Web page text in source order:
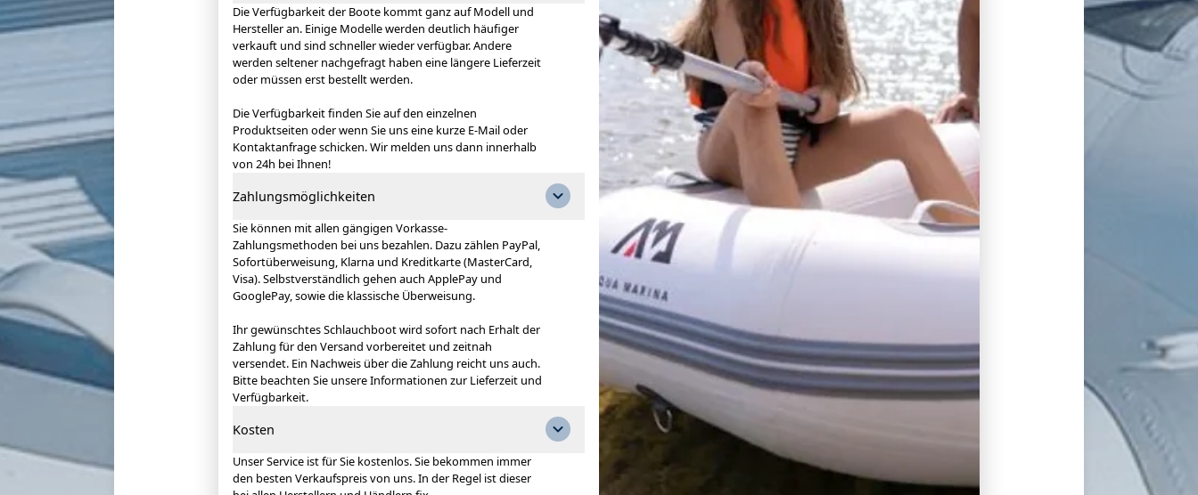
Die Verfügbarkeit der Boote kommt ganz auf Modell und
Hersteller an. Einige Modelle werden deutlich häufiger
verkauft und sind schneller wieder verfügbar. Andere
werden seltener nachgefragt haben eine längere Lieferzeit
oder müssen erst bestellt werden.
Die Verfügbarkeit finden Sie auf den einzelnen
Produktseiten oder wenn Sie uns eine kurze E-Mail oder
Kontaktanfrage schicken. Wir melden uns dann innerhalb
von 24h bei Ihnen!
Zahlungsmöglichkeiten
Sie können mit allen gängigen Vorkasse-
Zahlungsmethoden bei uns bezahlen. Dazu zählen PayPal,
Sofortüberweisung, Klarna und Kreditkarte (MasterCard,
Visa). Selbstverständlich gehen auch ApplePay und
GooglePay, sowie die klassische Überweisung.
Ihr gewünschtes Schlauchboot wird sofort nach Erhalt der
Zahlung für den Versand vorbereitet und zeitnah
versendet. Ein Nachweis über die Zahlung reicht uns auch.
Bitte beachten Sie unsere Informationen zur Lieferzeit und
Verfügbarkeit.
Kosten
Unser Service ist für Sie kostenlos. Sie bekommen immer
den besten Verkaufspreis von uns. In der Regel ist dieser